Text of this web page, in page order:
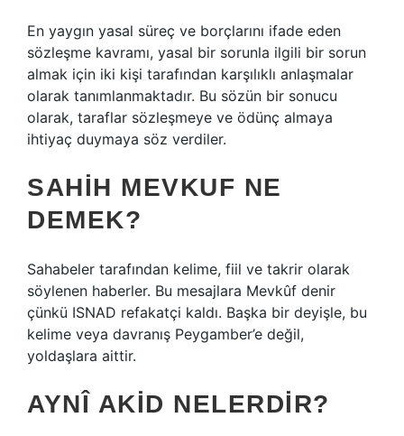
En yaygın yasal süreç ve borçlarını ifade eden
sözleşme kavramı, yasal bir sorunla ilgili bir sorun
almak için iki kişi tarafından karşılıklı anlaşmalar
olarak tanımlanmaktadır. Bu sözün bir sonucu
olarak, taraflar sözleşmeye ve ödünç almaya
ihtiyaç duymaya söz verdiler.
SAHIH MEVKUF NE
DEMEK?
Sahabeler tarafından kelime, fiil ve takrir olarak
söylenen haberler. Bu mesajlara Mevkûf denir
çünkü ISNAD refakatçi kaldı. Başka bir deyişle, bu
kelime veya davranış Peygamber’e değil,
yoldaşlara aittir.
AYNÎ AKID NELERDIR?